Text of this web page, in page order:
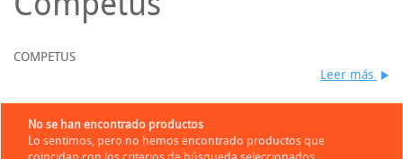
COMPETUS
Leer más
No se han encontrado productos
Lo sentimos, pero no hemos encontrado productos que